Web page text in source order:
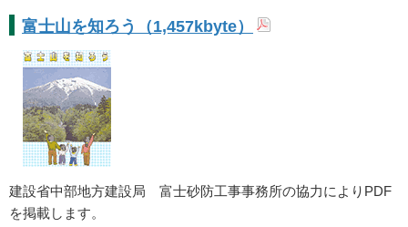
富士山を知ろう（1,457kbyte）
建設省中部地方建設局 富士砂防工事事務所の協力によりPDF
を掲載します。